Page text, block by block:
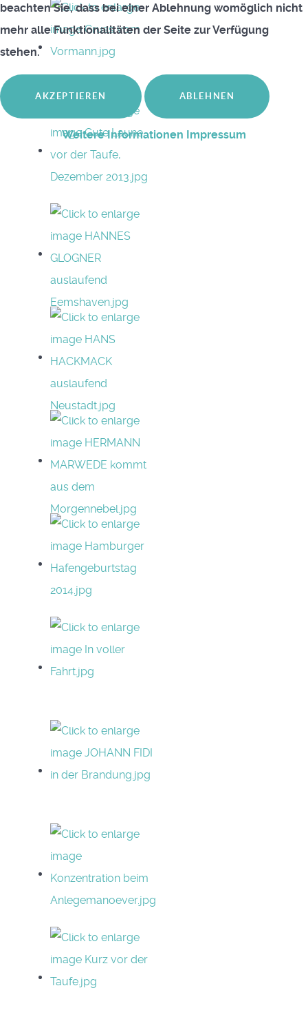
beachten Sie, dass bei einer Ablehnung womöglich nicht
mehr alle Funktionalitäten der Seite zur Verfügung
stehen.
AKZEPTIEREN ABLEHNEN
Weitere Informationen Impressum